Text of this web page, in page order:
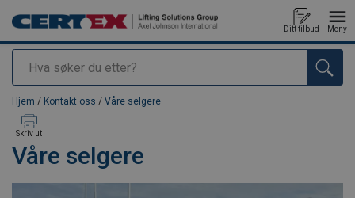
Søk
Ditt tilbud Meny
Produkt lagt i din handlekurv
Hjem / Kontakt oss / Våre selgere
Våre selgere
Skriv ut